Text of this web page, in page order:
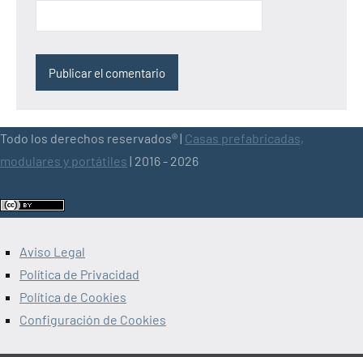
Todo los derechos reservados® | Casas prefabricadas,
modulares y portátiles | 2016 - 2026
Aviso Legal
Política de Privacidad
Política de Cookies
Configuración de Cookies